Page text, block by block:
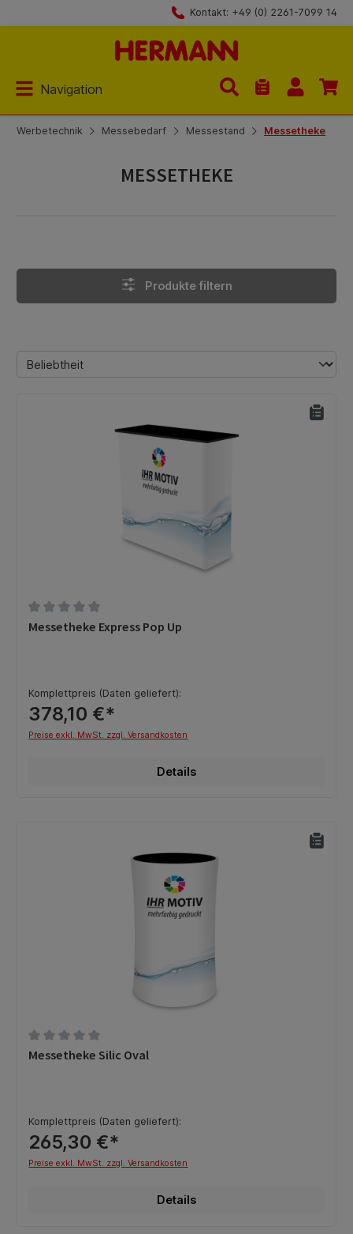
Kontakt: +49 (0) 2261-7099 14
Navigation
Du hast 0
Werbetechnik Messebedarf Messestand Messetheke
MESSETHEKE
Produkte filtern
Durchschnittliche Bewertung von 0 von 5 Sternen
Messetheke Express Pop Up
Komplettpreis (Daten geliefert):
378,10 €*
Preise exkl. MwSt. zzgl. Versandkosten
Details
Durchschnittliche Bewertung von 0 von 5 Sternen
Messetheke Silic Oval
Komplettpreis (Daten geliefert):
265,30 €*
Preise exkl. MwSt. zzgl. Versandkosten
Details